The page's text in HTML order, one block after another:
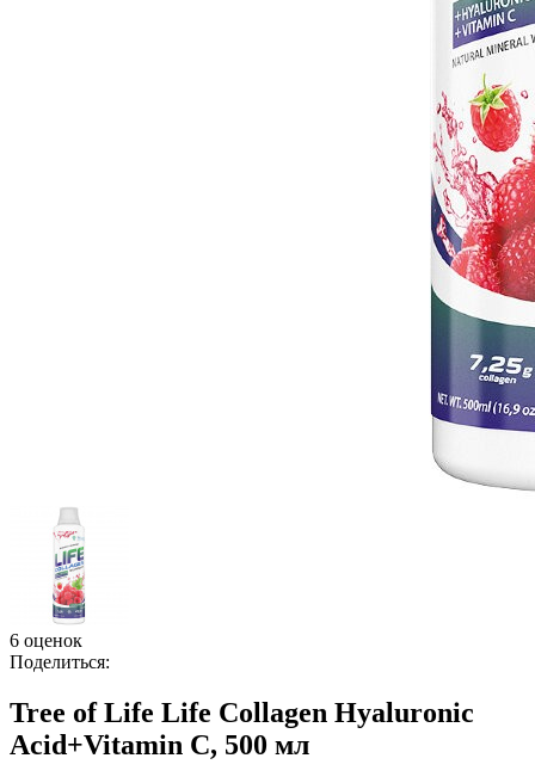
6 оценок
Поделиться:
Tree of Life Life Collagen Hyaluronic
Acid+Vitamin C, 500 мл